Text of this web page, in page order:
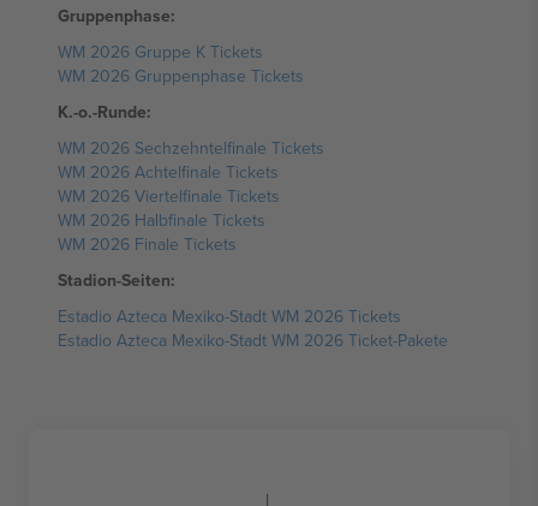
Gruppenphase:
WM 2026 Gruppe K Tickets
WM 2026 Gruppenphase Tickets
K.-o.-Runde:
WM 2026 Sechzehntelfinale Tickets
WM 2026 Achtelfinale Tickets
WM 2026 Viertelfinale Tickets
WM 2026 Halbfinale Tickets
WM 2026 Finale Tickets
Stadion-Seiten:
Estadio Azteca Mexiko-Stadt WM 2026 Tickets
Estadio Azteca Mexiko-Stadt WM 2026 Ticket-Pakete